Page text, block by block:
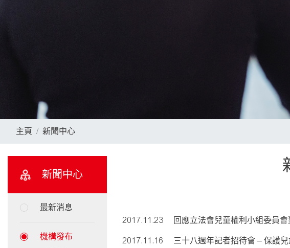
主頁 新聞中心
新聞中心
最新消息
機構發布
2017.11.23 回應立法會兒童權利小組委員
2017.11.16 三十八週年記者招待會 – 保護